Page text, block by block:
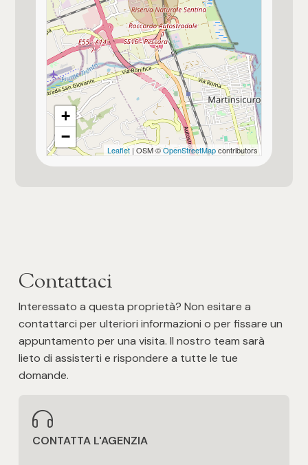
+
−
Leaflet| OSM ©OpenStreetMapcontributors
Contattaci
Interessato a questa proprietà? Non esitare a
contattarci per ulteriori informazioni o per fissare un
appuntamento per una visita. Il nostro team sarà
lieto di assisterti e rispondere a tutte le tue
domande.
CONTATTA L'AGENZIA
Posto auto/Box
Balcone/Terrazzo
Ascensore
Arredato